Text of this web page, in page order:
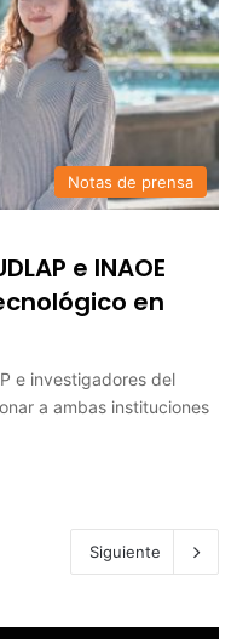
Notas de prensa
e INAOE
en
e investigadores del
a ambas instituciones
Siguiente